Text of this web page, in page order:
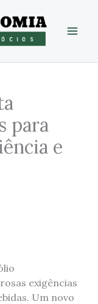
para
e
exigências
Um novo